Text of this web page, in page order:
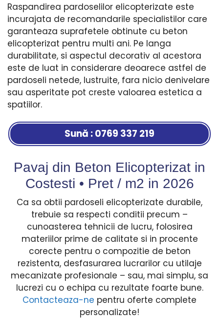
Raspandirea pardoselilor elicopterizate este
incurajata de recomandarile specialistilor care
garanteaza suprafetele obtinute cu beton
elicopterizat pentru multi ani. Pe langa
durabilitate, si aspectul decorativ al acestora
este de luat in considerare deoarece astfel de
pardoseli netede, lustruite, fara nicio denivelare
sau asperitate pot creste valoarea estetica a
spatiilor.
Sună : 0769 337 219
Pavaj din Beton Elicopterizat in
Costesti • Pret / m2 in 2026
Ca sa obtii pardoseli elicopterizate durabile,
trebuie sa respecti conditii precum –
cunoasterea tehnicii de lucru, folosirea
materiilor prime de calitate si in procente
corecte pentru o compozitie de beton
rezistenta, desfasurarea lucrarilor cu utilaje
mecanizate profesionale – sau, mai simplu, sa
lucrezi cu o echipa cu rezultate foarte bune.
Contacteaza-ne pentru oferte complete
personalizate!